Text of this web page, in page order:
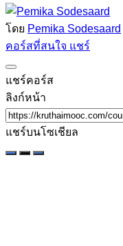
โดย Pemika Sodesaard
คอร์สที่สนใจ แชร์
แชร์คอร์ส
ลิงก์หน้า
แชร์บนโซเชียล